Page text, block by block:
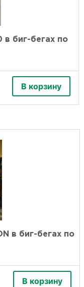
в биг-бегах по
В корзину
в биг-бегах по
В корзину